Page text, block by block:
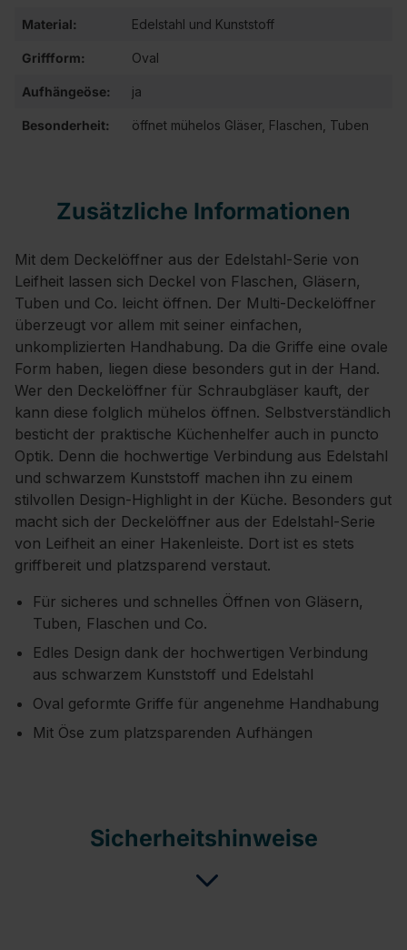
Material: Edelstahl und Kunststoff
Griffform: Oval
Aufhängeöse: ja
Besonderheit: öffnet mühelos Gläser, Flaschen, Tuben
Zusätzliche Informationen
Mit dem Deckelöffner aus der Edelstahl-Serie von
Leifheit lassen sich Deckel von Flaschen, Gläsern,
Tuben und Co. leicht öffnen. Der Multi-Deckelöffner
überzeugt vor allem mit seiner einfachen,
unkomplizierten Handhabung. Da die Griffe eine ovale
Form haben, liegen diese besonders gut in der Hand.
Wer den Deckelöffner für Schraubgläser kauft, der
kann diese folglich mühelos öffnen. Selbstverständlich
besticht der praktische Küchenhelfer auch in puncto
Optik. Denn die hochwertige Verbindung aus Edelstahl
und schwarzem Kunststoff machen ihn zu einem
stilvollen Design-Highlight in der Küche. Besonders gut
macht sich der Deckelöffner aus der Edelstahl-Serie
von Leifheit an einer Hakenleiste. Dort ist es stets
griffbereit und platzsparend verstaut.
Für sicheres und schnelles Öffnen von Gläsern,
Tuben, Flaschen und Co.
Edles Design dank der hochwertigen Verbindung
aus schwarzem Kunststoff und Edelstahl
Oval geformte Griffe für angenehme Handhabung
Mit Öse zum platzsparenden Aufhängen
Sicherheitshinweise